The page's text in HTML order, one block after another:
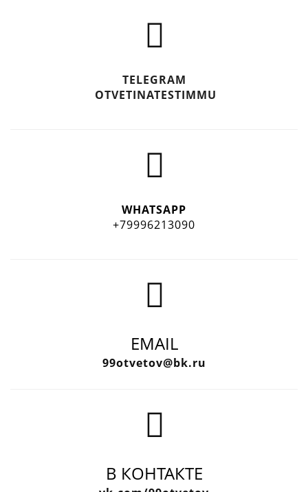
TELEGRAM
OTVETINATESTIMMU
WHATSAPP
+79996213090
EMAIL
99otvetov@bk.ru
В КОНТАКТЕ